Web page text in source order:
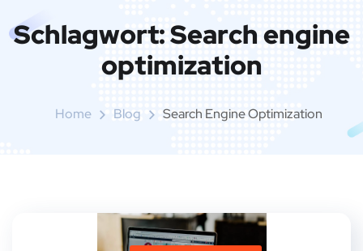
Schlagwort:Search engine
optimization
Home Blog Search Engine Optimization